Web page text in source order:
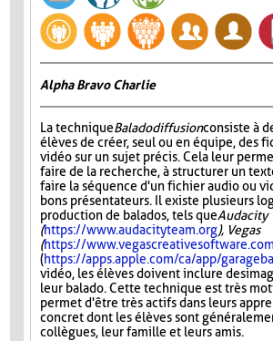
Alpha Bravo Charlie
La techniqueBaladodiffusionconsiste à
élèves de créer, seul ou en équipe, des
vidéo sur un sujet précis. Cela leur
faire de la recherche, à structurer un
faire la séquence d'un fichier audio ou
bons présentateurs. Il existe plusieurs
production de balados, tels queAudacity
(https://www.audacityteam.org), Vegas
(https://
(https://apps.apple.com/ca/app/
vidéo, les élèves doivent inclure des
leur balado. Cette technique est très
permet d'être très actifs dans leurs
concret dont les élèves sont
collègues, leur famille et leurs amis.